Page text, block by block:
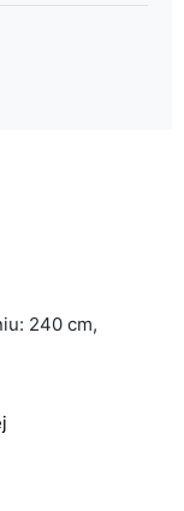
materiałów,
+/- 2–3 cm.
240 cm,